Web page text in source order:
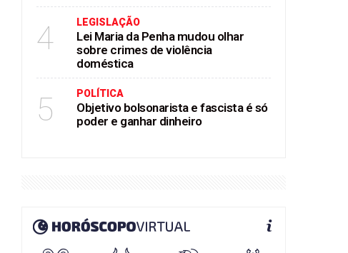
4 LEGISLAÇÃO
Lei Maria da Penha mudou olhar
sobre crimes de violência
doméstica
5 POLÍTICA
Objetivo bolsonarista e fascista é só
poder e ganhar dinheiro